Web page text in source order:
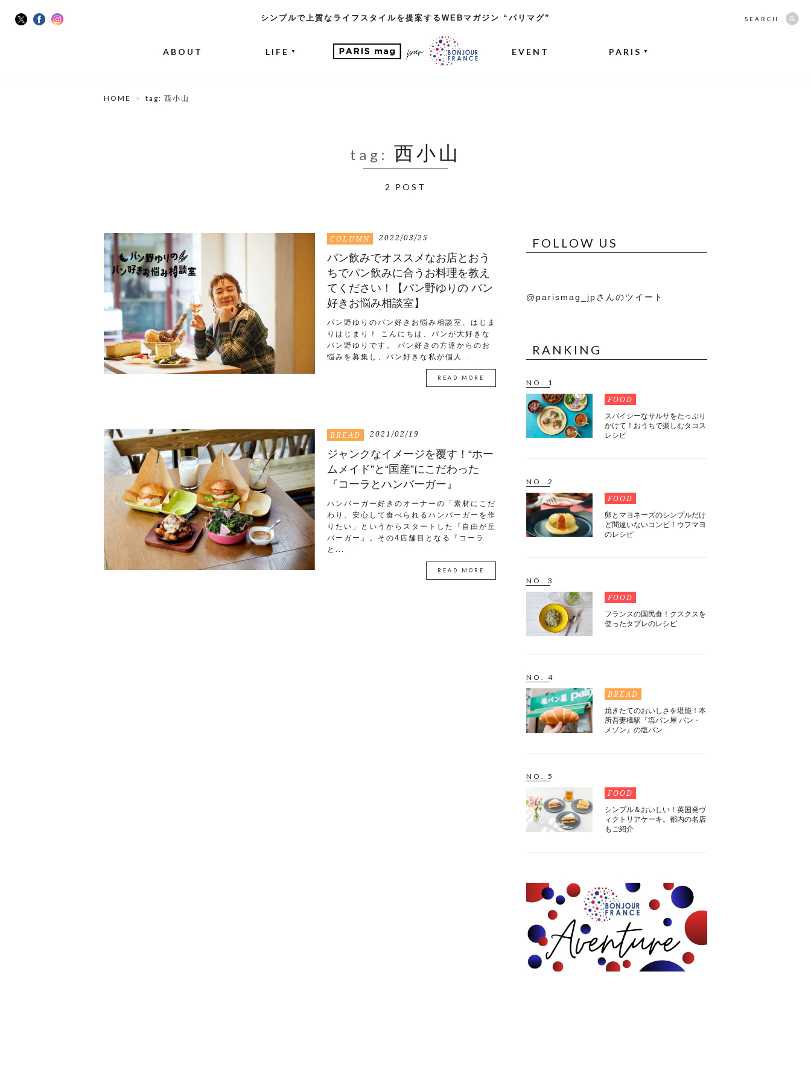
シンプルで上質なライフスタイルを提案するWEBマガジン “パリマグ”
ABOUT LIFE ▼ EVENT PARIS ▼
SEARCH
HOME tag: 西小山
tag: 西小山
2 POST
COLUMN 2022/03/25
パン飲みでオススメなお店とおう
ちでパン飲みに合うお料理を教え
てください！【パン野ゆりの パン
好きお悩み相談室】
パン野ゆりのパン好きお悩み相談室、はじま
りはじまり！ こんにちは、パンが大好きな
パン野ゆりです。 パン好きの方達からのお
悩みを募集し、パン好きな私が個人...
READ MORE
BREAD 2021/02/19
ジャンクなイメージを覆す！“ホー
ムメイド”と“国産”にこだわった
『コーラとハンバーガー』
ハンバーガー好きのオーナーの「素材にこだ
わり、安心して食べられるハンバーガーを作
りたい」というからスタートした『自由が丘
バーガー』。その4店舗目となる『コーラ
と...
READ MORE
FOLLOW US
@parismag_jpさんのツイート
RANKING
NO. 1
FOOD
スパイシーなサルサをたっぷり
かけて！おうちで楽しむタコス
レシピ
NO. 2
FOOD
卵とマヨネーズのシンプルだけ
ど間違いないコンビ！ウフマヨ
のレシピ
NO. 3
FOOD
フランスの国民食！クスクスを
使ったタブレのレシピ
NO. 4
BREAD
焼きたてのおいしさを堪能！本
所吾妻橋駅『塩パン屋 パン・
メゾン』の塩パン
NO. 5
FOOD
シンプル＆おいしい！英国発ヴ
ィクトリアケーキ。都内の名店
もご紹介